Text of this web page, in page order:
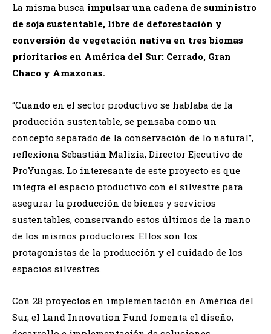
La misma busca impulsar una cadena de suministro
de soja sustentable, libre de deforestación y
conversión de vegetación nativa en tres biomas
prioritarios en América del Sur: Cerrado, Gran
Chaco y Amazonas.
“Cuando en el sector productivo se hablaba de la
producción sustentable, se pensaba como un
concepto separado de la conservación de lo natural”,
reflexiona Sebastián Malizia, Director Ejecutivo de
ProYungas. Lo interesante de este proyecto es que
integra el espacio productivo con el silvestre para
asegurar la producción de bienes y servicios
sustentables, conservando estos últimos de la mano
de los mismos productores. Ellos son los
protagonistas de la producción y el cuidado de los
espacios silvestres.
Con 28 proyectos en implementación en América del
Sur, el Land Innovation Fund fomenta el diseño,